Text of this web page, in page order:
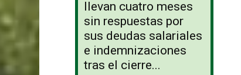
llevan cuatro meses
sin respuestas por
sus deudas salariales
e indemnizaciones
tras el cierre...